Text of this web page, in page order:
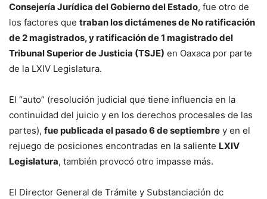
Consejería Jurídica del Gobierno del Estado, fue otro de
los factores que traban los dictámenes de No ratificación
de 2 magistrados, y ratificación de 1 magistrado del
Tribunal Superior de Justicia (TSJE) en Oaxaca por parte
de la LXIV Legislatura.
El “auto” (resolución judicial que tiene influencia en la
continuidad del juicio y en los derechos procesales de las
partes), fue publicada el pasado 6 de septiembre y en el
rejuego de posiciones encontradas en la saliente LXIV
Legislatura, también provocó otro impasse más.
El Director General de Trámite y Substanciación dc